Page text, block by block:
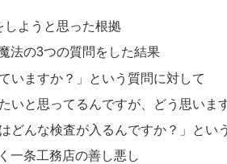
ようと思った根拠
法の3つの質問をした結果
いますか？」という質問に対して
いと思ってるんですが、どう思いま
どんな検査が入るんですか？」とい
一条工務店の善し悪し